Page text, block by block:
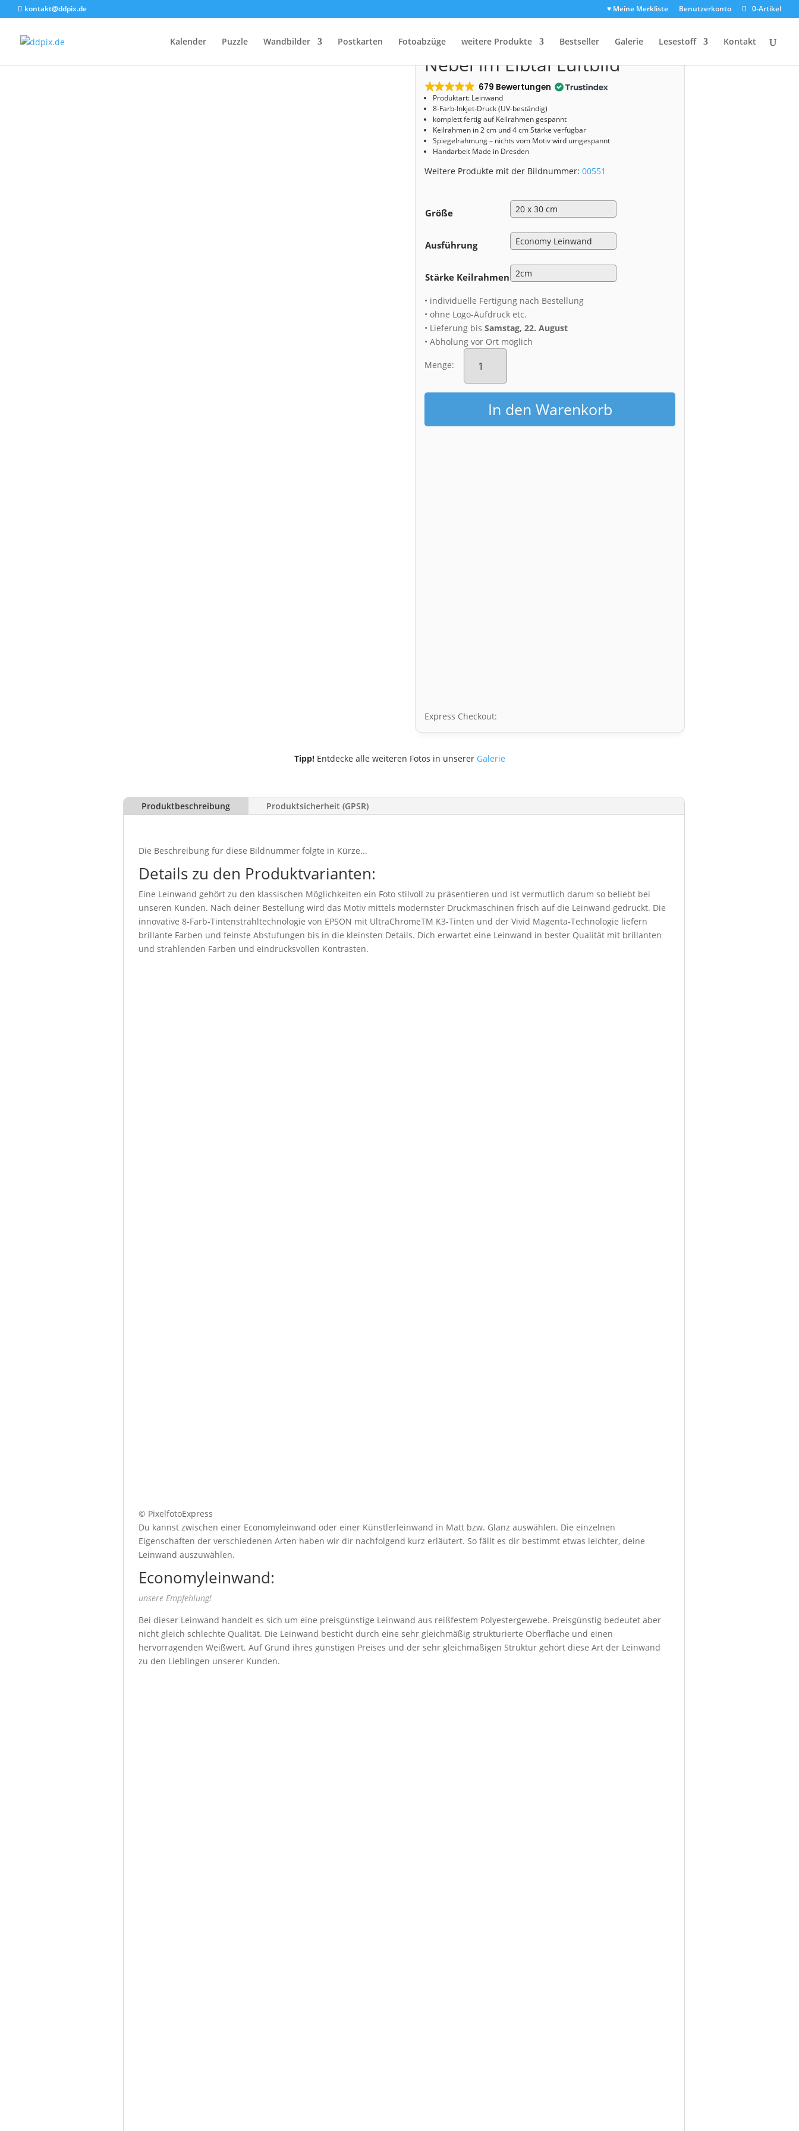
kontakt@ddpix.de ♥ Meine Merkliste Benutzerkonto 0-Artikel
Kalender Puzzle Wandbilder Postkarten Fotoabzüge weitere Produkte Bestseller Galerie Lesestoff Kontakt
Start/Shop/Leinwand/ Leinwand (00551) Nebel im Elbtal Luftbild
Leinwand (00551)
Nebel im Elbtal Luftbild
679 Bewertungen
Produktart: Leinwand
8-Farb-Inkjet-Druck (UV-beständig)
komplett fertig auf Keilrahmen gespannt
Keilrahmen in 2 cm und 4 cm Stärke verfügbar
Spiegelrahmung – nichts vom Motiv wird umgespannt
Handarbeit Made in Dresden
Weitere Produkte mit der Bildnummer:00551
Größe
Ausführung
Stärke Keilrahmen
• individuelle Fertigung nach Bestellung
• ohne Logo-Aufdruck etc.
• Lieferung bisSamstag, 22. August
• Abholung vor Ort möglich
Menge:
Leinwand
(00551)
im
Elbtal
Luftbild
MengeIn den Warenkorb
Express Checkout:
Tipp!Entdecke alle weiteren Fotos in unserer Galerie
Produktbeschreibung Produktsicherheit (GPSR)
Die Beschreibung für diese Bildnummer folgte in Kürze...
Details zu den Produktvarianten:
Eine Leinwand gehört zu den klassischen Möglichkeiten ein Foto stilvoll zu präsentieren und ist vermutlich darum so beliebt bei
unseren Kunden. Nach deiner Bestellung wird das Motiv mittels modernster Druckmaschinen frisch auf die Leinwand gedruckt. Die
innovative 8-Farb-Tintenstrahltechnologie von EPSON mit UltraChromeTM K3-Tinten und der Vivid Magenta-Technologie liefern
brillante Farben und feinste Abstufungen bis in die kleinsten Details. Dich erwartet eine Leinwand in bester Qualität mit brillanten
und strahlenden Farben und eindrucksvollen Kontrasten.
© PixelfotoExpress
Du kannst zwischen einer Economyleinwand oder einer Künstlerleinwand in Matt bzw. Glanz auswählen. Die einzelnen
Eigenschaften der verschiedenen Arten haben wir dir nachfolgend kurz erläutert. So fällt es dir bestimmt etwas leichter, deine
Leinwand auszuwählen.
Economyleinwand:
unsere Empfehlung!
Bei dieser Leinwand handelt es sich um eine preisgünstige Leinwand aus reißfestem Polyestergewebe. Preisgünstig bedeutet aber
nicht gleich schlechte Qualität. Die Leinwand besticht durch eine sehr gleichmäßig strukturierte Oberfläche und einen
hervorragenden Weißwert. Auf Grund ihres günstigen Preises und der sehr gleichmäßigen Struktur gehört diese Art der Leinwand
zu den Lieblingen unserer Kunden.